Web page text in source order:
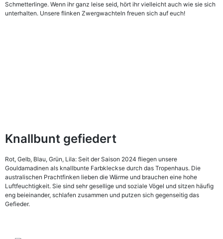
Schmetterlinge. Wenn ihr ganz leise seid, hört ihr vielleicht auch wie sie sich
unterhalten. Unsere flinken Zwergwachteln freuen sich auf euch!
Knallbunt gefiedert
Rot, Gelb, Blau, Grün, Lila: Seit der Saison 2024 fliegen unsere
Gouldamadinen als knallbunte Farbkleckse durch das Tropenhaus. Die
australischen Prachtfinken lieben die Wärme und brauchen eine hohe
Luftfeuchtigkeit. Sie sind sehr gesellige und soziale Vögel und sitzen häufig
eng beieinander, schlafen zusammen und putzen sich gegenseitig das
Gefieder.